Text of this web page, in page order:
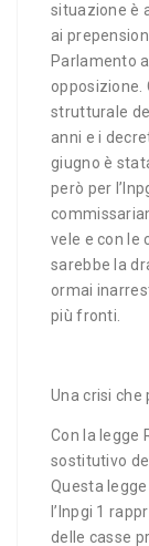
situazione è
ai
Parlamento
opposizione.
strutturale
anni e i
giugno è
però per
vele e con le
sarebbe la
ormai
più fronti.
Una crisi che
Con la legge
sostitutivo
Questa
l’Inpgi 1
delle casse